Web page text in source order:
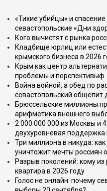
«Тихие убийцы» и спасение
севастопольские «Дни
Кого вычистят с рынка
Кладбище юрлиц или
крымского бизнеса в 2026
Крым как центр
проблемы и перспективыф
Война войной, а обед по
севастопольский общепит
Брюссельские миллионы
арифметика внешнего
2 000 000 000 из Москвы и
двухуровневая поддержка
Три миллиона в никуда:
уничтожит мечты россиян
Разрыв поколений: кому
квартира в 2026 году
Голос не онлайн: почему